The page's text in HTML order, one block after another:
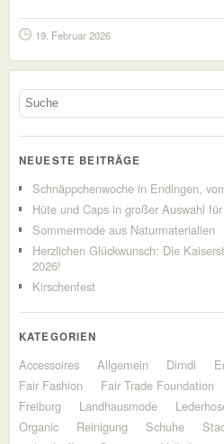
19. Februar 2026
NEUESTE BEITRÄGE
Schnäppchenwoche in Endingen,
Hüte und Caps in großer Auswahl
Sommermode aus Naturmaterialien
Herzlichen Glückwunsch: Die
2026!
Kirschenfest
KATEGORIEN
Accessoires Allgemein Dirndl
Fair Fashion
Fair Trade Foundation
Freiburg
Landhausmode
Organic
Reinigung Schuhe